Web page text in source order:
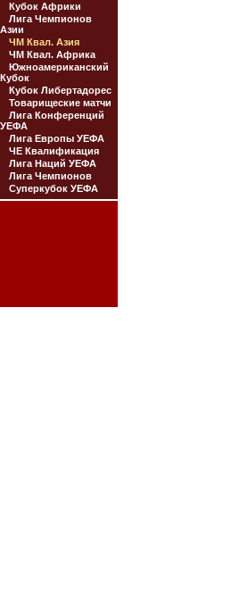
Кубок Африки
Лига Чемпионов
Азии
ЧМ Квал. Азия
ЧМ Квал. Африка
Южноамериканский
Кубок
Кубок Либертадорес
Товарищеские матчи
Лига Конференций
УЕФА
Лига Европы УЕФА
ЧЕ Квалификация
Лига Наций УЕФА
Лига Чемпионов
Суперкубок УЕФА